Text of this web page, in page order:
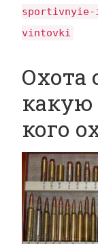
sportivnyie-
vintovki
Охота
кого